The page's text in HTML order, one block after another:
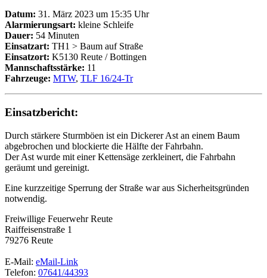
Datum: 31. März 2023 um 15:35 Uhr
Alarmierungsart: kleine Schleife
Dauer: 54 Minuten
Einsatzart: TH1 > Baum auf Straße
Einsatzort: K5130 Reute / Bottingen
Mannschaftsstärke: 11
Fahrzeuge: MTW, TLF 16/24-Tr
Einsatzbericht:
Durch stärkere Sturmböen ist ein Dickerer Ast an einem Baum
abgebrochen und blockierte die Hälfte der Fahrbahn.
Der Ast wurde mit einer Kettensäge zerkleinert, die Fahrbahn
geräumt und gereinigt.
Eine kurzzeitige Sperrung der Straße war aus Sicherheitsgründen
notwendig.
Freiwillige Feuerwehr Reute
Raiffeisenstraße 1
79276 Reute
E-Mail: eMail-Link
Telefon: 07641/44393